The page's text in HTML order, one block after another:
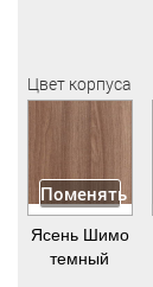
Цвет корпуса
Поменять
Ясень Шимо
темный